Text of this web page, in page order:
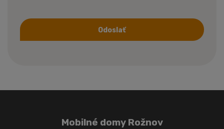
Odoslať
Mobilné domy Rožnov